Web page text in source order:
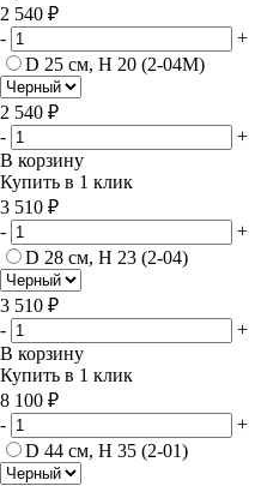
2 540 ₽
-
+
D 25 см, H 20 (2-04М)
2 540 ₽
-
+
В корзину
Купить в 1 клик
3 510 ₽
-
+
D 28 см, H 23 (2-04)
3 510 ₽
-
+
В корзину
Купить в 1 клик
8 100 ₽
-
+
D 44 см, H 35 (2-01)